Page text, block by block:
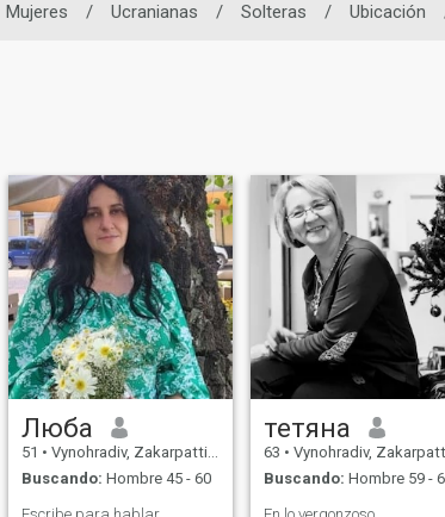
Mujeres / Ucranianas / Solteras / Ubicación
Люба
51 • Vynohradiv, Zakarpattia, Ukrania
Buscando: Hombre 45 - 60
тетяна
63 • Vynohradiv, Zakarpattia,
Buscando: Hombre 59 -